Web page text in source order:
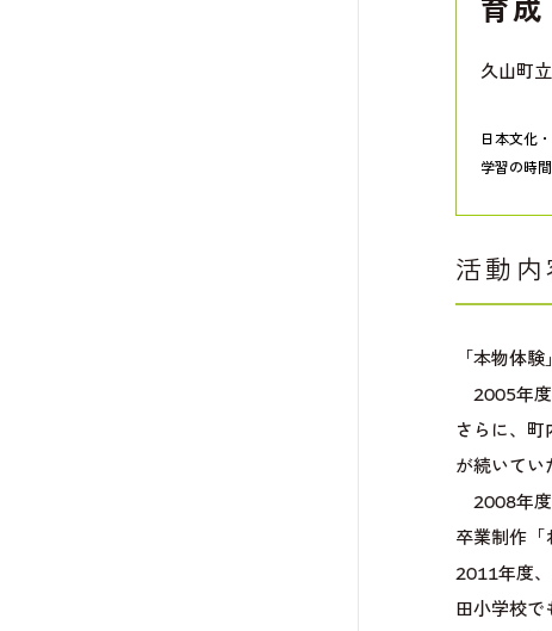
育成
久山町
日本文化
学習の時
活動内
「本物体
2005年度
さらに、
が続いてい
2008年度
卒業制作「
2011年度
田小学校で